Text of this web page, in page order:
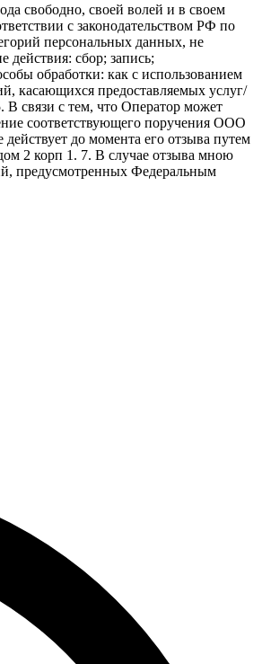
свободно, своей волей и в своем
с законодательством РФ по
персональных данных, не
сбор; запись;
обработки: как с использованием
касающихся предоставляемых услуг/
В связи с тем, что Оператор может
соответствующего поручения ООО
до момента его отзыва путем
2 корп 1. 7. В случае отзыва мною
предусмотренных Федеральным